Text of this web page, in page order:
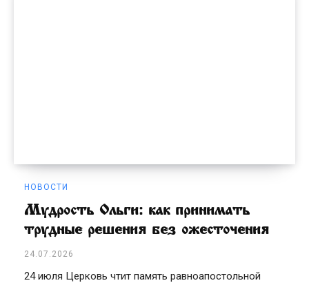
НОВОСТИ
Мудрость Ольги: как принимать
трудные решения без ожесточения
24.07.2026
24 июля Церковь чтит память равноапостольной